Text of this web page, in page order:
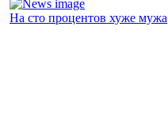
На сто процентов хуже мужа